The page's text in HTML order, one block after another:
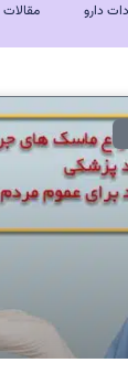
دارو مقالات